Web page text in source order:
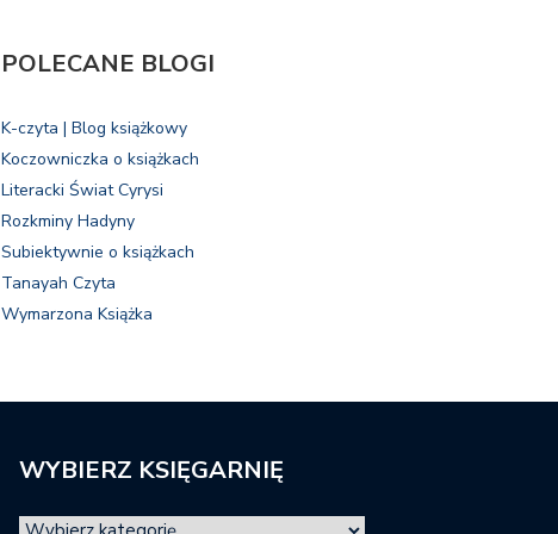
POLECANE BLOGI
K-czyta | Blog książkowy
Koczowniczka o książkach
Literacki Świat Cyrysi
Rozkminy Hadyny
Subiektywnie o książkach
Tanayah Czyta
Wymarzona Książka
WYBIERZ KSIĘGARNIĘ